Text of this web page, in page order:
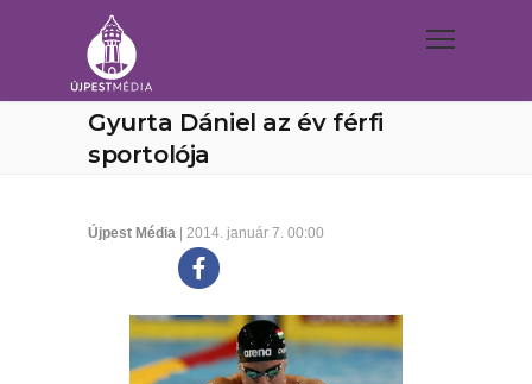
Gyurta Dániel az év férfi
sportolója
Újpest Média | 2014. január 7. 00:00